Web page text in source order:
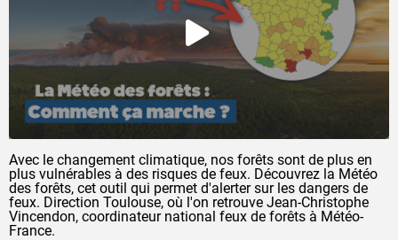
Avec le changement climatique, nos forêts sont de plus en
plus vulnérables à des risques de feux. Découvrez la Météo
des forêts, cet outil qui permet d'alerter sur les dangers de
feux. Direction Toulouse, où l'on retrouve Jean-Christophe
Vincendon, coordinateur national feux de forêts à Météo-
France.